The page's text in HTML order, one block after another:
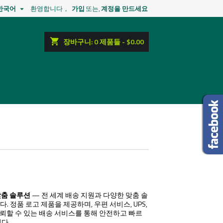
환영합니다， 가입 또는,계정을 만드세요
국어 
shopping_cart 장바구니: 0제품들 - $0.00
솔루션 — 전 세계 배송 지원과 다양한 맞춤 솔
. 정품 로고 제품을 제공하며, 우편 서비스, UPS,
할 수 있는 배송 서비스를 통해 안전하고 빠르